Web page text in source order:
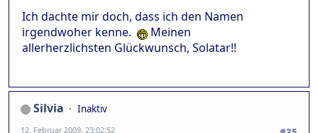
Ich dachte mir doch, dass ich den Namen
irgendwoher kenne.
Meinen
allerherzlichsten Glückwunsch, Solatar!!
Silvia
Inaktiv
12. Februar 2009, 23:02:52